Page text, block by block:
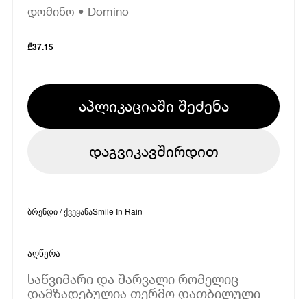
დომინო • Domino
₾37.15
აპლიკაციაში შეძენა
დაგვიკავშირდით
ბრენდი / ქვეყანაSmile In Rain
აღწერა
საწვიმარი და შარვალი რომელიც
დამზადებულია თერმო დათბილული